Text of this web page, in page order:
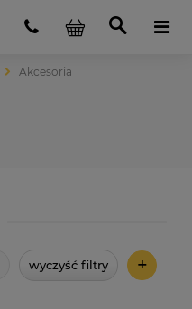
Akcesoria
wyczyść filtry +